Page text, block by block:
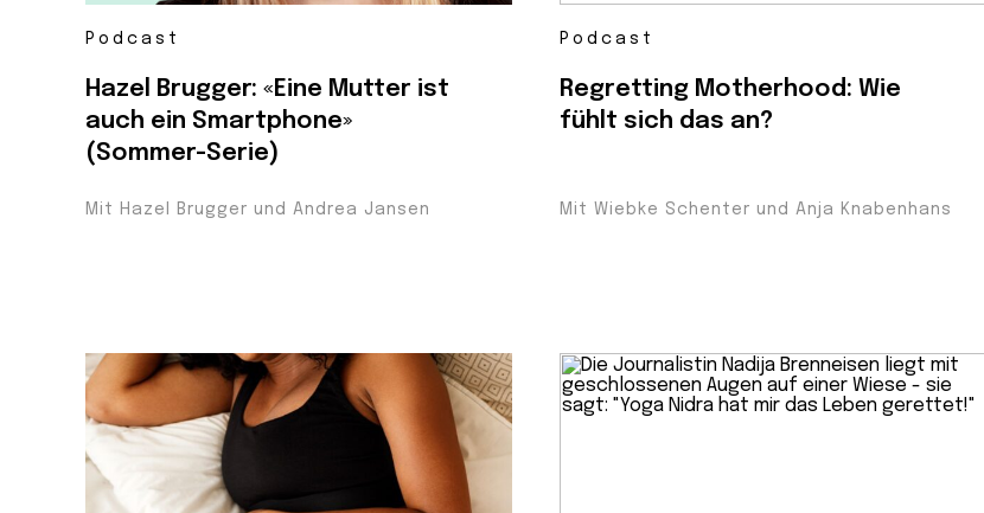
Podcast
Hazel Brugger: «Eine Mutter ist
auch ein Smartphone»
(Sommer-Serie)
Mit Hazel Brugger und Andrea Jansen
Podcast
Regretting Motherhood: Wie
fühlt sich das an?
Mit Wiebke Schenter und Anja Knabenhans